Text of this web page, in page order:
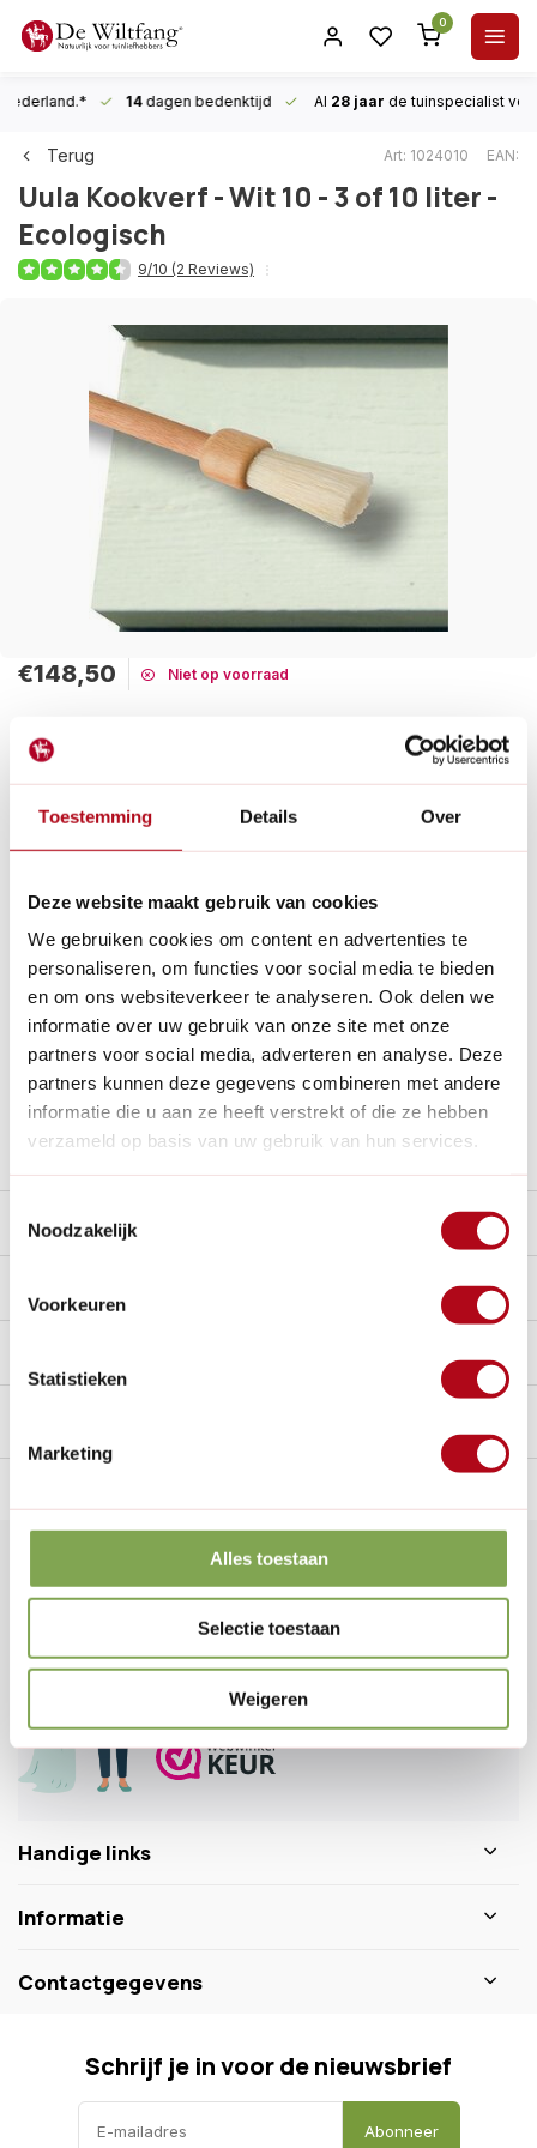
Toestemming Details Over
Deze website maakt gebruik van cookies
We gebruiken cookies om content en advertenties te
personaliseren, om functies voor social media te bieden
en om ons websiteverkeer te analyseren. Ook delen we
informatie over uw gebruik van onze site met onze
partners voor social media, adverteren en analyse. Deze
partners kunnen deze gegevens combineren met andere
informatie die u aan ze heeft verstrekt of die ze hebben
verzameld op basis van uw gebruik van hun services.
Noodzakelijk
Voorkeuren
Statistieken
Marketing
Alles toestaan
Selectie toestaan
Weigeren
0
14dagen bedenktijd Al 28 jaar de tuinspecialist
Terug Art: 1024010 EAN:
Uula Kookverf - Wit 10 - 3 of 10 liter -
Ecologisch
9/10 (2 Reviews)
€148,50 Niet op voorraad
Tijdelijk uitverkocht
Gratis verzending
UULA KOOKVERF® is een water verdunbare, oplosmiddelvrije,
buiten.
Betaal achteraf met Riverty.
Gratis verzenden vanaf € 60 in België en Nederland.*
14 dagen bedenktijd
Al28 jaarde tuinspecialist voor tuinliefhebbers
Nieuw:Haal je bestelling in Wilnis bij ons op!
Stel een vraag over dit product
Beschrijving
Klantenservice
0346 218 111
info@dewiltfang.nl
+31 640511932
Handige links
Informatie
Contactgegevens
Schrijf je in voor de nieuwsbrief
Abonneer